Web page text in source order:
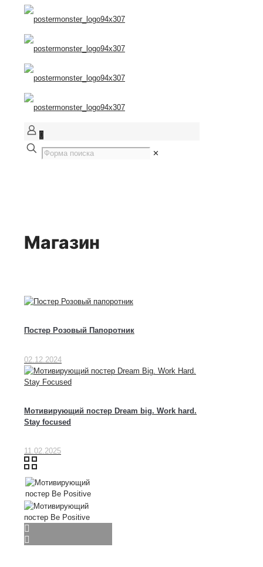
0
✕
Магазин
Постер Розовый Папоротник
02.12.2024
Мотивирующий постер Dream big. Work hard.
Stay focused
11.02.2025